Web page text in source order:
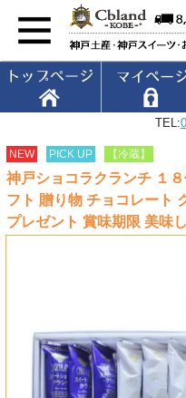
TEL:
NEW PICK UP 【冷蔵】
神戸ショコラクランチ １
フト 贈り物 チョコレート
プレゼント 賞味期限 美味